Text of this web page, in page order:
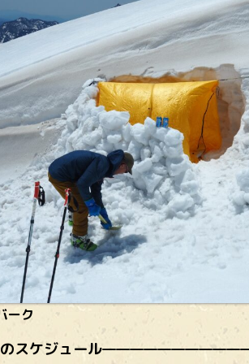
ーク
のスケジュール